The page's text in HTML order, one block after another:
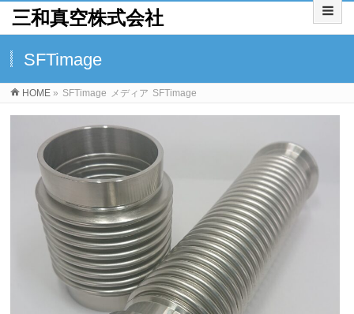
三和真空株式会社
SFTimage
HOME » SFTimage メディア SFTimage